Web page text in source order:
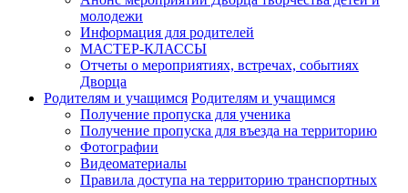
молодежи
Информация для родителей
МАСТЕР-КЛАССЫ
Отчеты о мероприятиях, встречах, событиях
Дворца
Родителям и учащимся Родителям и учащимся
Получение пропуска для ученика
Получение пропуска для въезда на территорию
Фотографии
Видеоматериалы
Правила доступа на территорию транспортных